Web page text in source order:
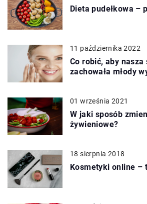
Dieta pudełkowa –
11 października 2022
Co robić, aby
zachowała młody
01 września 2021
W jaki sposób
żywieniowe?
18 sierpnia 2018
Kosmetyki online –